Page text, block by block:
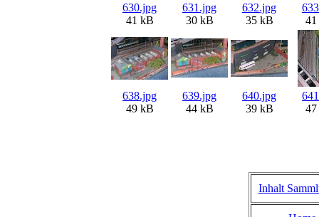
630.jpg
41 kB
631.jpg
30 kB
632.jpg
35 kB
638.jpg
49 kB
639.jpg
44 kB
640.jpg
39 kB
Inhalt